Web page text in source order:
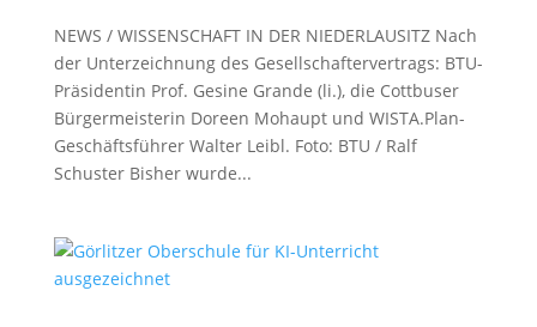
NEWS / WISSENSCHAFT IN DER NIEDERLAUSITZ Nach
der Unterzeichnung des Gesellschaftervertrags: BTU-
Präsidentin Prof. Gesine Grande (li.), die Cottbuser
Bürgermeisterin Doreen Mohaupt und WISTA.Plan-
Geschäftsführer Walter Leibl. Foto: BTU / Ralf
Schuster Bisher wurde...